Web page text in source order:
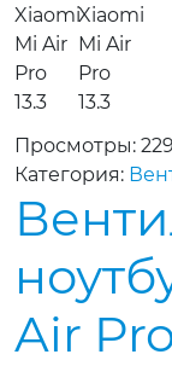
Просмотры: 229
Категория:
Air